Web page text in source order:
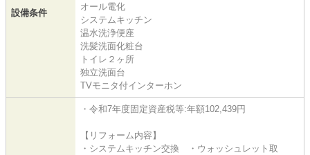
設備条件
オール電化
システムキッチン
温水洗浄便座
洗髪洗面化粧台
トイレ２ヶ所
独立洗面台
TVモニタ付インターホン
・令和7年度固定資産税等:年額102,439円
【リフォーム内容】
・システムキッチン交換 ・ウォッシュレット取